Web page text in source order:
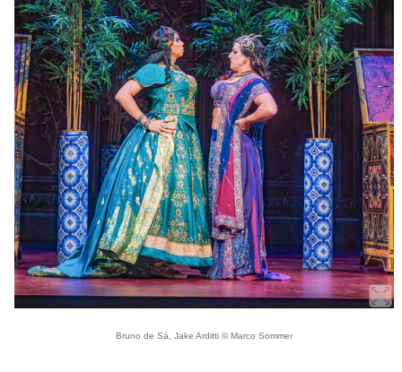
Bruno de Sá, Jake Arditti © Marco Sommer